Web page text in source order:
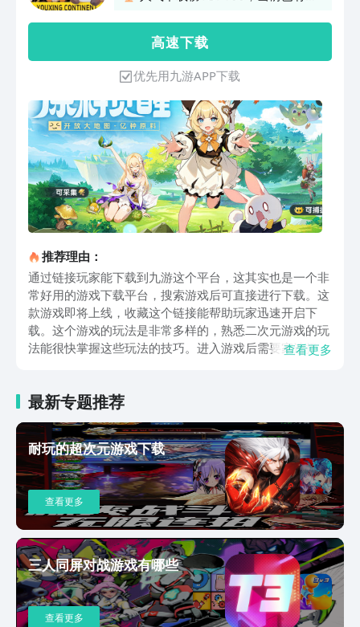
高 速 下 载
优先用九游APP下载
推荐理由：
通过链接玩家能下载到九游这个平台，这其实也是一个非
常好用的游戏下载平台，搜索游戏后可直接进行下载。这
款游戏即将上线，收藏这个链接能帮助玩家迅速开启下
载。这个游戏的玩法是非常多样的，熟悉二次元游戏的玩
法能很快掌握这些玩法的技巧。进入游戏后需要家选择职
住关键剧情内容，可能会角色剧情过于分裂。这个游戏的
剧情主要就是在不同国家之间寻找关键线索，从而解谜星
空下的秘密。随着游戏剧情的推进，会陆续解锁的玩法。
在角色的养成上，可以通过装备符文、技能和武器来提升
角色的战斗能力。在养成方向上是基于玩家职业的选择，
不同的职业适配不同的养成方案。在解锁了角色多个养成
内容之后，还会解锁一个生存技能的板块，这个玩法可以
理解为“生活职业技能”，不过这个游戏中这个板块的内容
非常丰富，有采集、烹饪、制造等多个内容。想要进一步
提升角色的战斗能力，可以通过刷副本的方式来刷经验
值。游戏中的资源副本内容非常丰富，想要快速通关的
话，还要掌握游戏的对战机制。游戏的对战机制是技能套
+元素反应的模式，每个职业最多可以搭配3个技能套，玩
查看更多
最新专题推荐
耐玩的超次元游戏下载
查看更多
三人同屏对战游戏有哪些
查看更多